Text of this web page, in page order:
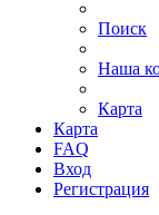
Поиск
Наша
Карта
Карта
FAQ
Вход
Регистрация